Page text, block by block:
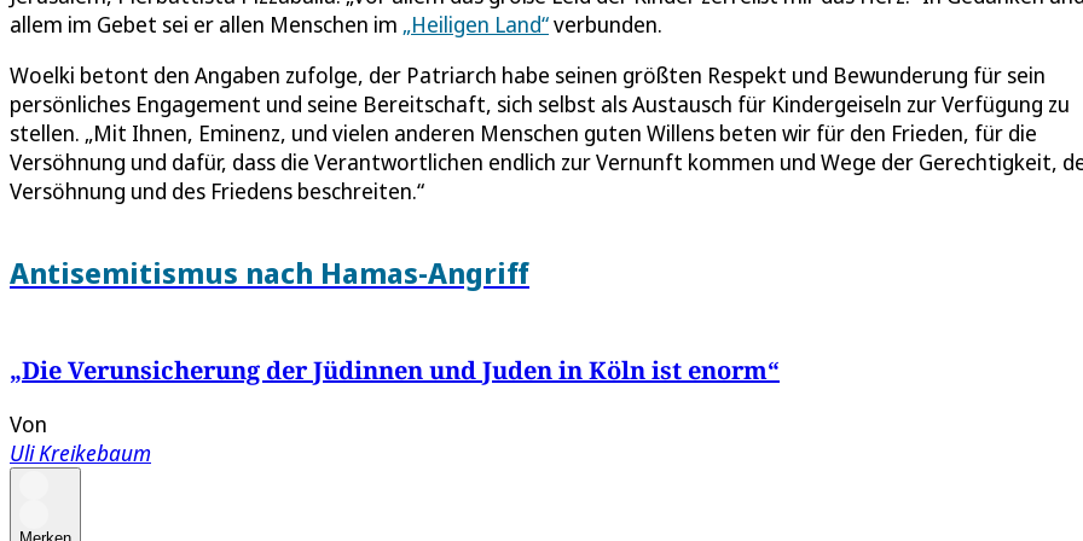
allem im Gebet sei er allen Menschen im „Heiligen Land“verbunden.
Woelki betont den Angaben zufolge, der Patriarch habe seinen größten Respekt und Bewunderung für sein
persönliches Engagement und seine Bereitschaft, sich selbst als Austausch für Kindergeiseln zur Verfügung zu
stellen. „Mit Ihnen, Eminenz, und vielen anderen Menschen guten Willens beten wir für den Frieden, für die
Versöhnung und dafür, dass die Verantwortlichen endlich zur Vernunft kommen und Wege der Gerechtigkeit,
Versöhnung und des Friedens beschreiten.“
Antisemitismus nach Hamas-Angriff
„Die Verunsicherung der Jüdinnen und Juden in Köln ist enorm“
Von
Uli Kreikebaum